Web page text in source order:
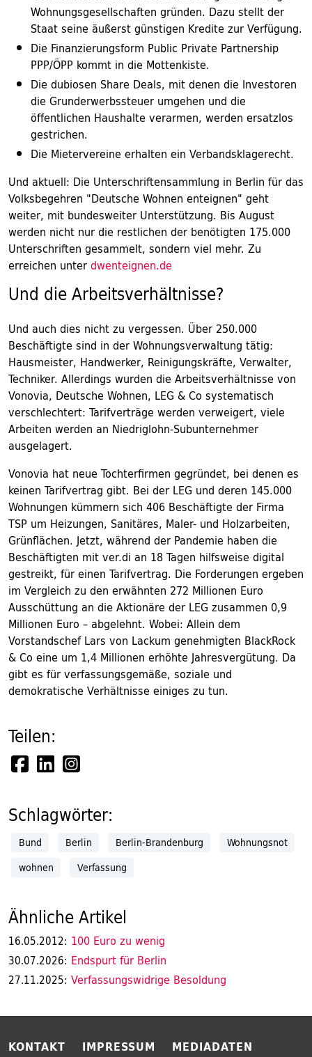
Wohnungsgesellschaften gründen. Dazu stellt der
Staat seine äußerst günstigen Kredite zur Verfügung.
Die Finanzierungsform Public Private Partnership
PPP/ÖPP kommt in die Mottenkiste.
Die dubiosen Share Deals, mit denen die Investoren
die Grunderwerbssteuer umgehen und die
öffentlichen Haushalte verarmen, werden ersatzlos
gestrichen.
Die Mietervereine erhalten ein Verbandsklagerecht.
Und aktuell: Die Unterschriftensammlung in Berlin für das
Volksbegehren "Deutsche Wohnen enteignen" geht
weiter, mit bundesweiter Unterstützung. Bis August
werden nicht nur die restlichen der benötigten 175.000
Unterschriften gesammelt, sondern viel mehr. Zu
erreichen unterdwenteignen.de
Und die Arbeitsverhältnisse?
Und auch dies nicht zu vergessen. Über 250.000
Beschäftigte sind in der Wohnungsverwaltung tätig:
Hausmeister, Handwerker, Reinigungskräfte, Verwalter,
Techniker. Allerdings wurden die Arbeitsverhältnisse von
Vonovia, Deutsche Wohnen, LEG & Co systematisch
verschlechtert: Tarifverträge werden verweigert, viele
Arbeiten werden an Niedriglohn-Subunternehmer
ausgelagert.
Vonovia hat neue Tochterfirmen gegründet, bei denen es
keinen Tarifvertrag gibt. Bei der LEG und deren 145.000
Wohnungen kümmern sich 406 Beschäftigte der Firma
TSP um Heizungen, Sanitäres, Maler- und Holzarbeiten,
Grünflächen. Jetzt, während der Pandemie haben die
Beschäftigten mit ver.di an 18 Tagen hilfsweise digital
gestreikt, für einen Tarifvertrag. Die Forderungen ergeben
im Vergleich zu den erwähnten 272 Millionen Euro
Ausschüttung an die Aktionäre der LEG zusammen 0,9
Millionen Euro – abgelehnt. Wobei: Allein dem
Vorstandschef Lars von Lackum genehmigten BlackRock
& Co eine um 1,4 Millionen erhöhte Jahresvergütung. Da
gibt es für verfassungsgemäße, soziale und
demokratische Verhältnisse einiges zu tun.
Teilen:
Schlagwörter:
Bund Berlin Berlin-Brandenburg
Wohnungsnot
wohnen
Verfassung
Ähnliche Artikel
16.05.2012: 100 Euro zu wenig
30.07.2026: Endspurt für Berlin
27.11.2025: Verfassungswidrige Besoldung
KONTAKT IMPRESSUM MEDIADATEN